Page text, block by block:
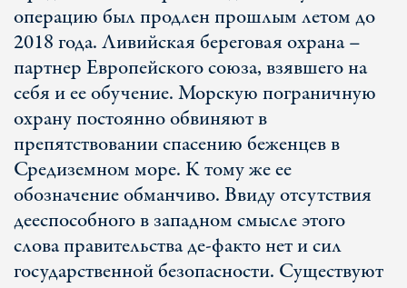
операцию был продлен прошлым летом до
2018 года. Ливийская береговая охрана –
партнер Европейского союза, взявшего на
себя и ее обучение. Морскую пограничную
охрану постоянно обвиняют в
препятствовании спасению беженцев в
Средиземном море. К тому же ее
обозначение обманчиво. Ввиду отсутствия
дееспособного в западном смысле этого
слова правительства де-факто нет и сил
государственной безопасности. Существуют